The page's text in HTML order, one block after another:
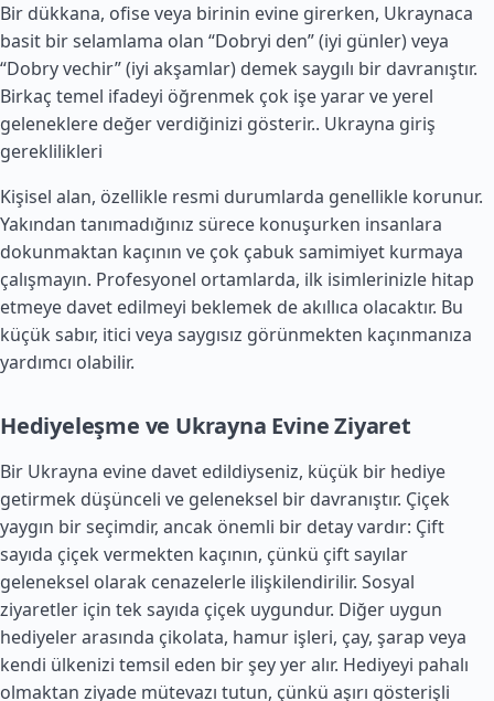
Bir dükkana, ofise veya birinin evine girerken, Ukraynaca
basit bir selamlama olan “Dobryi den” (iyi günler) veya
“Dobry vechir” (iyi akşamlar) demek saygılı bir davranıştır.
Birkaç temel ifadeyi öğrenmek çok işe yarar ve yerel
geleneklere değer verdiğinizi gösterir.. Ukrayna giriş
gereklilikleri
Kişisel alan, özellikle resmi durumlarda genellikle korunur.
Yakından tanımadığınız sürece konuşurken insanlara
dokunmaktan kaçının ve çok çabuk samimiyet kurmaya
çalışmayın. Profesyonel ortamlarda, ilk isimlerinizle hitap
etmeye davet edilmeyi beklemek de akıllıca olacaktır. Bu
küçük sabır, itici veya saygısız görünmekten kaçınmanıza
yardımcı olabilir.
Hediyeleşme ve Ukrayna Evine Ziyaret
Bir Ukrayna evine davet edildiyseniz, küçük bir hediye
getirmek düşünceli ve geleneksel bir davranıştır. Çiçek
yaygın bir seçimdir, ancak önemli bir detay vardır: Çift
sayıda çiçek vermekten kaçının, çünkü çift sayılar
geleneksel olarak cenazelerle ilişkilendirilir. Sosyal
ziyaretler için tek sayıda çiçek uygundur. Diğer uygun
hediyeler arasında çikolata, hamur işleri, çay, şarap veya
kendi ülkenizi temsil eden bir şey yer alır. Hediyeyi pahalı
olmaktan ziyade mütevazı tutun, çünkü aşırı gösterişli